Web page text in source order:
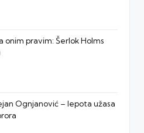
onim pravim: Šerlok Holms
Ognjanović – lepota užasa